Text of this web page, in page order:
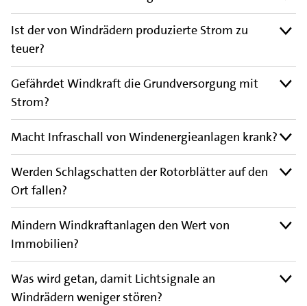
Ist der von Windrädern produzierte Strom zu
teuer?
Gefährdet Windkraft die Grundversorgung mit
Strom?
Macht Infraschall von Windenergieanlagen krank?
Werden Schlagschatten der Rotorblätter auf den
Ort fallen?
Mindern Windkraftanlagen den Wert von
Immobilien?
Was wird getan, damit Lichtsignale an
Windrädern weniger stören?